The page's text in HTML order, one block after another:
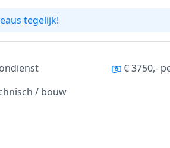
tegelijk!
€ 3750,-
/ bouw